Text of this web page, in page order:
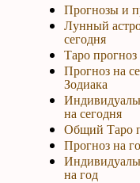
Прогнозы и
Лунный
сегодня
Таро прогноз
Прогноз на
Зодиака
на сегодня
Общий Таро
Прогноз на
на год